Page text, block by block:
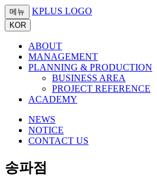
메뉴 KPLUS LOGO
KOR
ABOUT
MANAGEMENT
PLANNING & PRODUCTION
BUSINESS AREA
PROJECT REFERENCE
ACADEMY
NEWS
NOTICE
CONTACT US
송파점